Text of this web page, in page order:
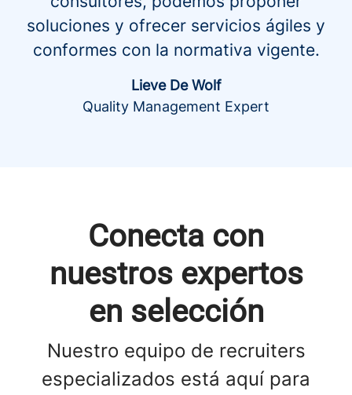
soluciones y ofrecer servicios ágiles y
conformes con la normativa vigente.
Lieve De Wolf
Quality Management Expert
Conecta con
nuestros expertos
en selección
Nuestro equipo de recruiters
especializados está aquí para